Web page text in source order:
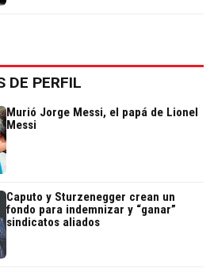
DE PERFIL
Murió Jorge Messi, el papá de Lionel
Messi
Caputo y Sturzenegger crean un
fondo para indemnizar y “ganar”
sindicatos aliados